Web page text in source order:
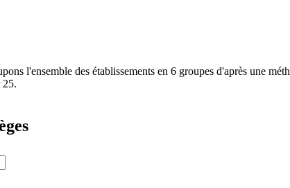
l'ensemble des établissements en 6 groupes d'après une
25.